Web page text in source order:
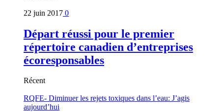
22 juin 2017 0
Départ réussi pour le premier
répertoire canadien d’entreprises
écoresponsables
Récent
RQFE- Diminuer les rejets toxiques dans l’eau: J’agis
aujourd’hui